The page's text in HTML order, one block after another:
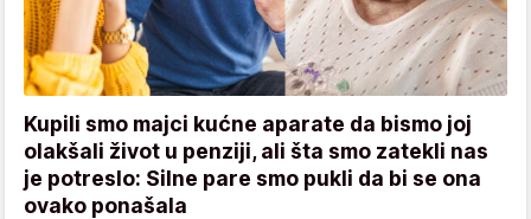
Kupili smo majci kućne aparate da bismo joj
olakšali život u penziji, ali šta smo zatekli nas
je potreslo: Silne pare smo pukli da bi se ona
ovako ponašala